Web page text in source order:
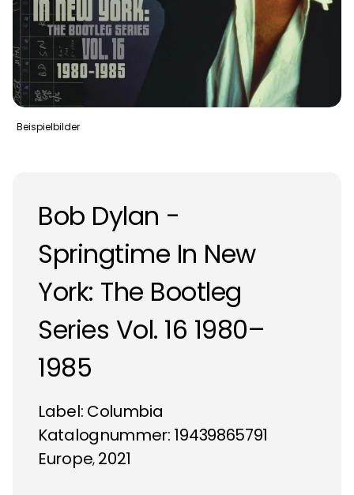
Beispielbilder
Bob Dylan -
Springtime In New
York: The Bootleg
Series Vol. 16 1980–
1985
Label: Columbia
Katalognummer: 19439865791
Europe, 2021